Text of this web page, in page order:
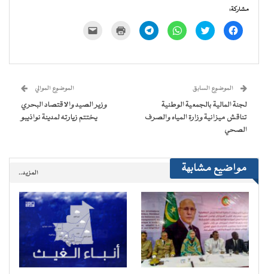
مشاركة:
انقر
للمشاركة
في
اضغط
للمشاركة
في
انقر
للمشاركة
في
انقر
للمشاركة
في
للطباعة
جديدة) الإلكتروني
جديدة)
الموضوع السابق
لجنة المالية بالجمعية الوطنية
تناقش ميزانية وزارة المياه والصرف
الصحي
الموضوع الموالي
وزير الصيد والاقتصاد البحري
يختتم زيارته لمدينة نواذيبو
مواضيع مشابهة المزيد..